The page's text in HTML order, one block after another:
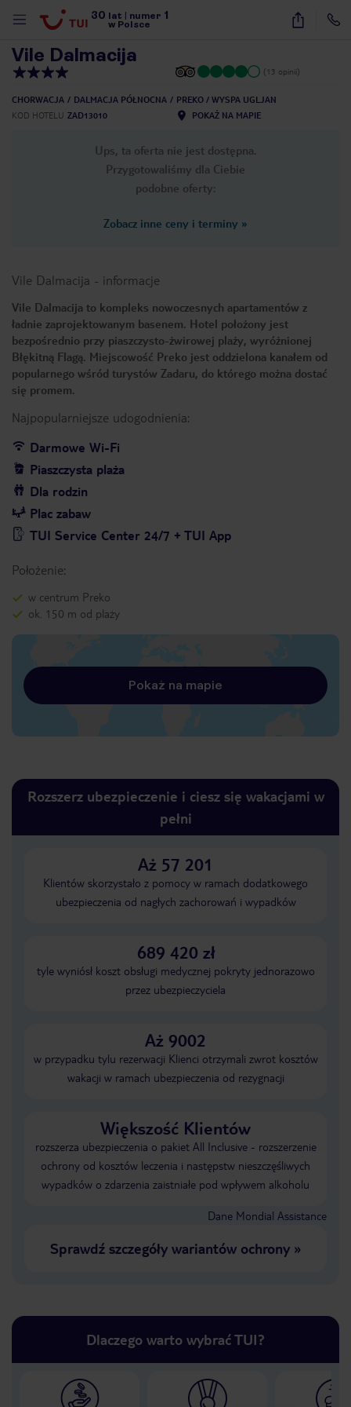
30 lat numer 1
w Polsce
35
Vile Dalmacija
(13 opinii)
CHORWACJA DALMACJA PÓŁNOCNA
PREKO / WYSPA UGLJAN
KOD HOTELU ZAD13010 POKAŻ NA MAPIE
Ups, ta oferta nie jest dostępna.
Przygotowaliśmy dla Ciebie
podobne oferty:
Zobacz inne ceny i terminy »
Vile Dalmacija - informacje
Vile Dalmacija to kompleks nowoczesnych apartamentów z
ładnie zaprojektowanym basenem. Hotel położony jest
bezpośrednio przy piaszczysto-żwirowej plaży, wyróżnionej
Błękitną Flagą. Miejscowość Preko jest oddzielona kanałem od
popularnego wśród turystów Zadaru, do którego można dostać
się promem.
Najpopularniejsze udogodnienia:
Darmowe Wi-Fi
Piaszczysta plaża
Dla rodzin
Plac zabaw
TUI Service Center 24/7 + TUI App
Położenie:
w centrum Preko
ok. 150 m od plaży
Pokaż na mapie
Rozszerz ubezpieczenie i ciesz się wakacjami w
pełni
Aż 57 201
Klientów skorzystało z pomocy w ramach dodatkowego
ubezpieczenia od nagłych zachorowań i wypadków
689 420 zł
tyle wyniósł koszt obsługi medycznej pokryty jednorazowo
przez ubezpieczyciela
Aż 9002
w przypadku tylu rezerwacji Klienci otrzymali zwrot kosztów
wakacji w ramach ubezpieczenia od rezygnacji
Większość Klientów
rozszerza ubezpieczenia o pakiet All Inclusive - rozszerzenie
ochrony od kosztów leczenia i następstw nieszczęśliwych
wypadków o zdarzenia zaistniałe pod wpływem alkoholu
Dane Mondial Assistance
Sprawdź szczegóły wariantów ochrony»
Dlaczego warto wybrać TUI?